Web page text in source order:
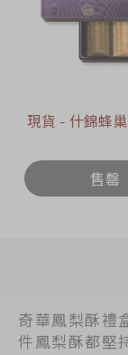
現貨 - 什錦蜂
售罄
奇華鳳梨酥禮
件鳳梨酥都堅